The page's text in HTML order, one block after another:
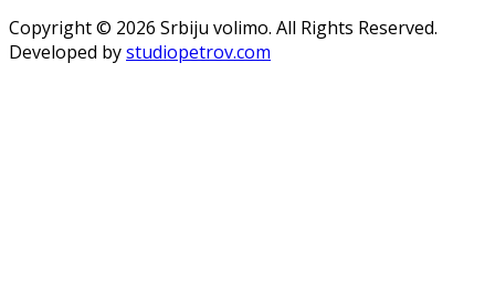
Copyright © 2026 Srbiju volimo. All Rights Reserved.
Developed bystudiopetrov.com